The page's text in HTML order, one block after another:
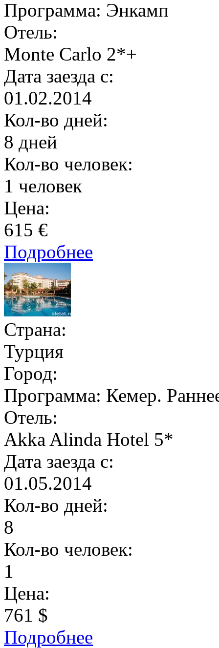
Программа: Энкамп
Отель:
Monte Carlo 2*+
Дата заезда с:
01.02.2014
Кол-во дней:
8 дней
Кол-во человек:
1 человек
Цена:
615 €
Подробнее
Страна:
Турция
Город:
Программа: Кемер.
Отель:
Akka Alinda Hotel 5*
Дата заезда с:
01.05.2014
Кол-во дней:
8
Кол-во человек:
1
Цена:
761 $
Подробнее